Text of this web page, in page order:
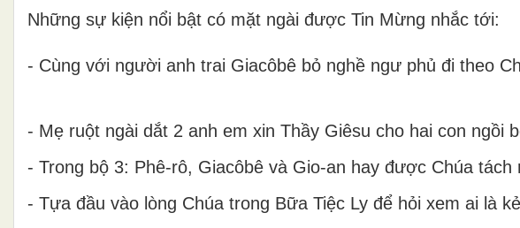
Những sự kiện nổi bật có mặt ngài được Tin Mừng nhắc tới:
- Cùng với người anh trai Giacôbê bỏ nghề ngư phủ đi theo
- Mẹ ruột ngài dắt 2 anh em xin Thầy Giêsu cho hai con ngồi
- Trong bộ 3: Phê-rô, Giacôbê và Gio-an hay được Chúa tách
- Tựa đầu vào lòng Chúa trong Bữa Tiệc Ly để hỏi xem ai là